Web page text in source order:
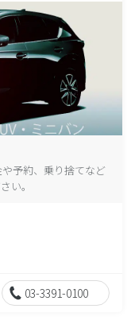
予約、乗り捨てなど
い。
03-3391-0100